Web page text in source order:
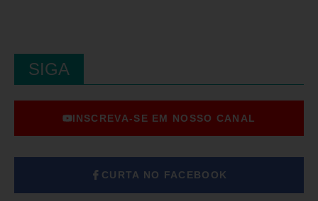
SIGA
INSCREVA-SE EM NOSSO CANAL
CURTA NO FACEBOOK